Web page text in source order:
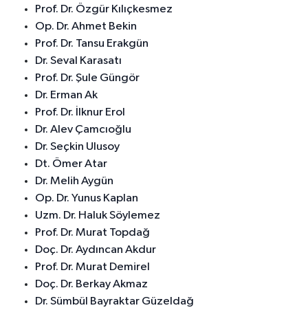
Prof. Dr. Özgür Kılıçkesmez
Op. Dr. Ahmet Bekin
Prof. Dr. Tansu Erakgün
Dr. Seval Karasatı
Prof. Dr. Şule Güngör
Dr. Erman Ak
Prof. Dr. İlknur Erol
Dr. Alev Çamcıoğlu
Dr. Seçkin Ulusoy
Dt. Ömer Atar
Dr. Melih Aygün
Op. Dr. Yunus Kaplan
Uzm. Dr. Haluk Söylemez
Prof. Dr. Murat Topdağ
Doç. Dr. Aydıncan Akdur
Prof. Dr. Murat Demirel
Doç. Dr. Berkay Akmaz
Dr. Sümbül Bayraktar Güzeldağ